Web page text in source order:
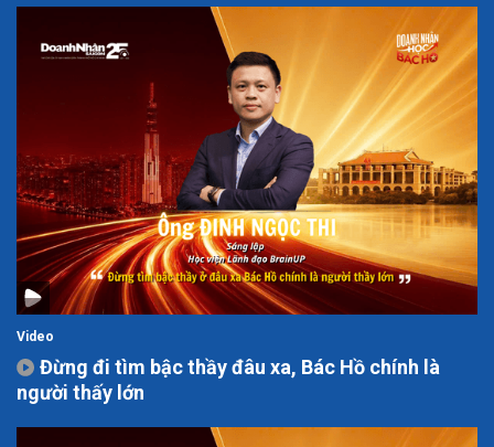
Video
Đừng đi tìm bậc thầy đâu xa, Bác Hồ chính là
người thấy lớn